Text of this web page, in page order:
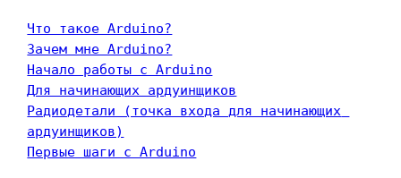
Что такое Arduino?
Зачем мне Arduino?
Начало работы с Arduino
Для начинающих ардуинщиков
Радиодетали (точка входа для начинающих
ардуинщиков)
Первые шаги с Arduino